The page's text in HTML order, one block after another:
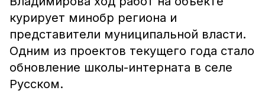
курирует минобр региона и
представители муниципальной власти.
Одним из проектов текущего года стало
обновление школы-интерната в селе
Русском.